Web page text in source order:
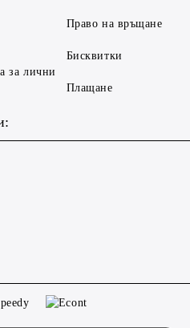
за лични
Право на връщане
Бисквитки
Плащане